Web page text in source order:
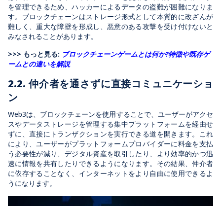
を管理できるため、ハッカーによるデータの盗難が困難になりま
す。ブロックチェーンはストレージ形式として本質的に改ざんが
難しく、重大な障壁を形成し、悪意のある攻撃を受け付けないと
みなされることがあります。
>>> もっと見る: ブロックチェーンゲームとは何か?特徴や既存ゲ
ームとの違いを解説
2.2. 仲介者を通さずに直接コミュニケーショ
ン
Web3は、ブロックチェーンを使用することで、ユーザーがアクセ
スやデータストレージを管理する集中プラットフォームを経由せ
ずに、直接にトランザクションを実行できる道を開きます。これ
により、ユーザーがプラットフォームプロバイダーに料金を支払
う必要性が減り、デジタル資産を取引したり、より効率的かつ迅
速に情報を共有したりできるようになります。その結果、仲介者
に依存することなく、インターネットをより自由に使用できるよ
うになります。